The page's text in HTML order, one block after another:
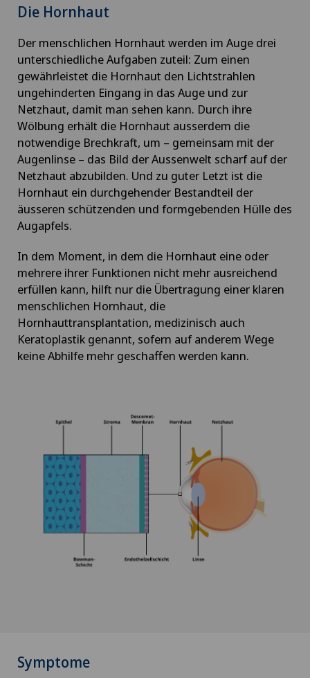
Die Hornhaut
Der menschlichen Hornhaut werden im Auge drei
unterschiedliche Aufgaben zuteil: Zum einen
gewährleistet die Hornhaut den Lichtstrahlen
ungehinderten Eingang in das Auge und zur
Netzhaut, damit man sehen kann. Durch ihre
Wölbung erhält die Hornhaut ausserdem die
notwendige Brechkraft, um – gemeinsam mit der
Augenlinse – das Bild der Aussenwelt scharf auf der
Netzhaut abzubilden. Und zu guter Letzt ist die
Hornhaut ein durchgehender Bestandteil der
äusseren schützenden und formgebenden Hülle des
Augapfels.
In dem Moment, in dem die Hornhaut eine oder
mehrere ihrer Funktionen nicht mehr ausreichend
erfüllen kann, hilft nur die Übertragung einer klaren
menschlichen Hornhaut, die
Hornhauttransplantation, medizinisch auch
Keratoplastik genannt, sofern auf anderem Wege
keine Abhilfe mehr geschaffen werden kann.
Symptome